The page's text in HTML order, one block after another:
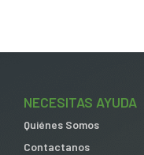
NECESITAS AYUDA
Quiénes Somos
Contactanos